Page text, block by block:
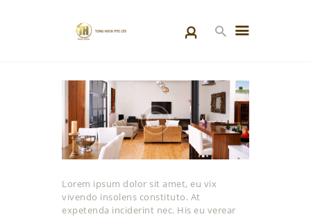
HOME
PRODUCTS
SPECIAL PROJECTS
ABOUT US
CONTACT US
Lorem ipsum dolor sit amet, eu vix
vivendo insolens constituto. At
expetenda inciderint nec. His eu verear